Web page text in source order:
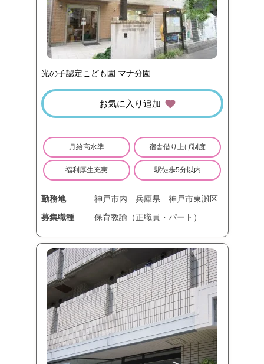
光の子認定こども園 マナ分園
お気に入り追加
月給高水準 宿舎借り上げ制度
福利厚生充実 駅徒歩5分以内
勤務地 神戸市内 兵庫県
神戸市東灘区
募集職種
保育教諭（正職員・パート）